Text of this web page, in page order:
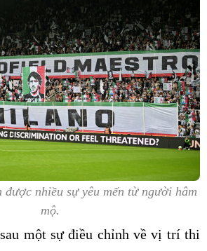
được nhiều sự yêu mến từ người hâm
mộ.
một sự điều chỉnh về vị trí thi